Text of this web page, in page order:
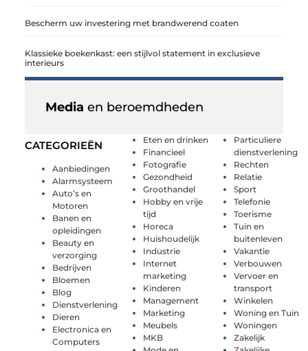
Bescherm uw investering met brandwerend coaten
Klassieke boekenkast: een stijlvol statement in exclusieve
interieurs
CATEGORIEËN
Aanbiedingen
Alarmsysteem
Auto’s en
Motoren
Banen en
opleidingen
Beauty en
verzorging
Bedrijven
Bloemen
Blog
Dienstverlening
Dieren
Electronica en
Computers
Eten en drinken
Financieel
Fotografie
Gezondheid
Groothandel
Hobby en vrije
tijd
Horeca
Huishoudelijk
Industrie
Internet
marketing
Kinderen
Management
Marketing
Meubels
MKB
Particuliere
dienstverlening
Rechten
Relatie
Sport
Telefonie
Toerisme
Tuin en
buitenleven
Vakantie
Verbouwen
Vervoer en
transport
Winkelen
Woning en Tuin
Woningen
Zakelijk
Media en beroemdheden